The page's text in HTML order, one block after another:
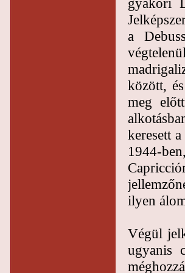
a
között,
meg
keresett
1944-
ilyen
Végül
ugyanis